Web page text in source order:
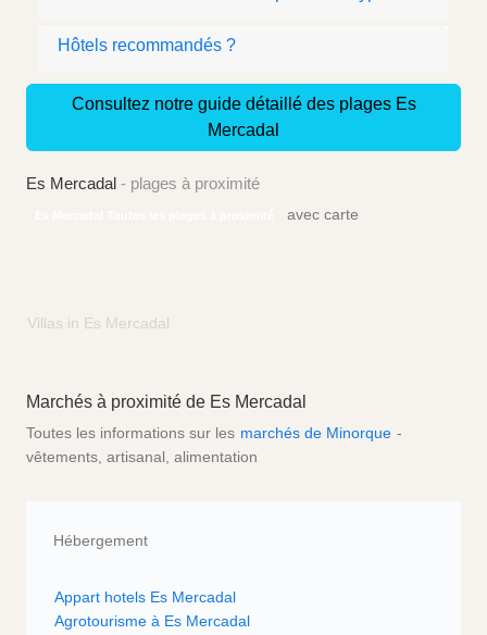
Hôtels recommandés ?
Consultez notre guide détaillé des plages Es
Mercadal
Es Mercadal - plages à proximité
avec carte
Villas in Es Mercadal
Marchés à proximité de Es Mercadal
Toutes les informations sur les marchés de Minorque -
vêtements, artisanal, alimentation
Hébergement
Appart hotels Es Mercadal
Agrotourisme à Es Mercadal